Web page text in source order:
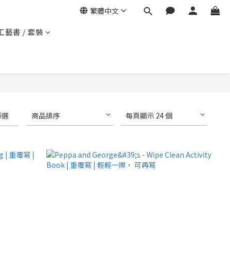
繁體中文
藝書 / 套裝
選 商品排序 每頁顯示 24 個